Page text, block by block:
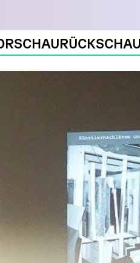
RÜCKSCHAU